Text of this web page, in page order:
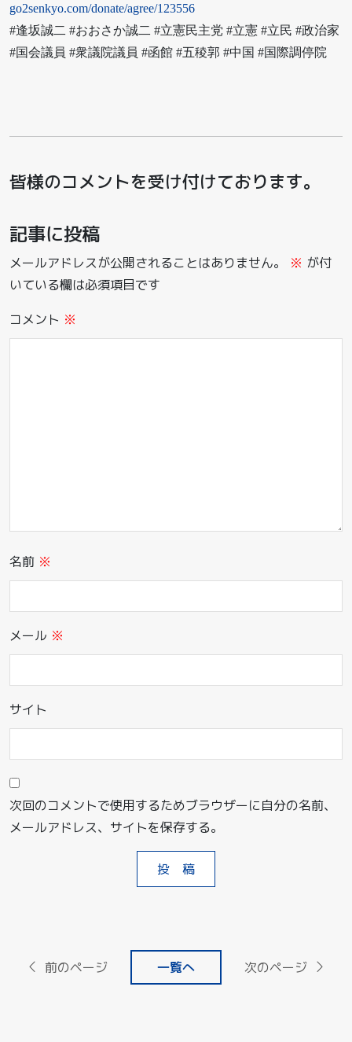
go2senkyo.com/donate/agree/123556
#逢坂誠二 #おおさか誠二 #立憲民主党 #立憲 #立民 #政治家
#国会議員 #衆議院議員 #函館 #五稜郭 #中国 #国際調停院
皆様のコメントを受け付けております。
記事に投稿
メールアドレスが公開されることはありません。 ※ が付
いている欄は必須項目です
コメント ※
名前 ※
メール ※
サイト
次回のコメントで使用するためブラウザーに自分の名前、
メールアドレス、サイトを保存する。
前のページ 一覧へ 次のページ